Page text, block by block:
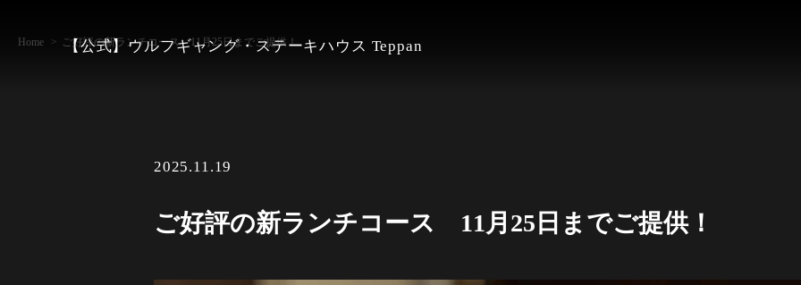
【公式】ウルフギャング・ステーキハウス Teppan
Home ご好評の新ランチコース 11月25日までご提供！
2025.11.19
ご好評の新ランチコース 11月25日までご提供！